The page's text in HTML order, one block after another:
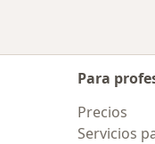
Para
Precios
Servicios